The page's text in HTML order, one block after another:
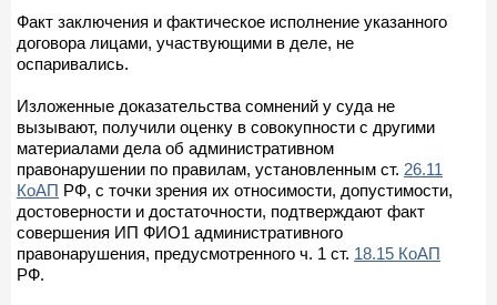
Факт заключения и фактическое исполнение указанного
договора лицами, участвующими в деле, не
оспаривались.
Изложенные доказательства сомнений у суда не
вызывают, получили оценку в совокупности с другими
материалами дела об административном
правонарушении по правилам, установленным ст. 26.11
КоАП РФ, с точки зрения их относимости, допустимости,
достоверности и достаточности, подтверждают факт
совершения ИП ФИО1 административного
правонарушения, предусмотренного ч. 1 ст. 18.15 КоАП
РФ.